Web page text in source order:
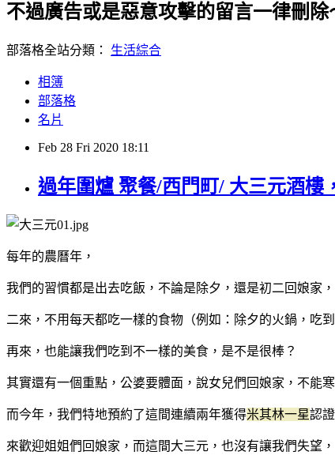
不過廣告或是惡意攻擊的留言一律刪
部落格全站分類： 生活綜合
相簿
部落格
名片
Feb 28 Fri 2020 18:11
過年圍爐 聚餐/西門町/ 大三元酒樓
每年的農曆年，
我們的習慣都是出去吃飯，不論是除夕，還是初二回娘家
二來，不用每天都吃一樣的食物（例如：除夕的火鍋，吃
再來，也能讓我們吃到不一樣的美食，是不是很棒？
其實還有一個重點，公婆要體面，說女兒們回娘家，不能
而今年，我們特地預約了這間連續兩年獲得米其林一星認
來歡迎姐姐們回娘家，而這間大三元，也沒有讓我們失望